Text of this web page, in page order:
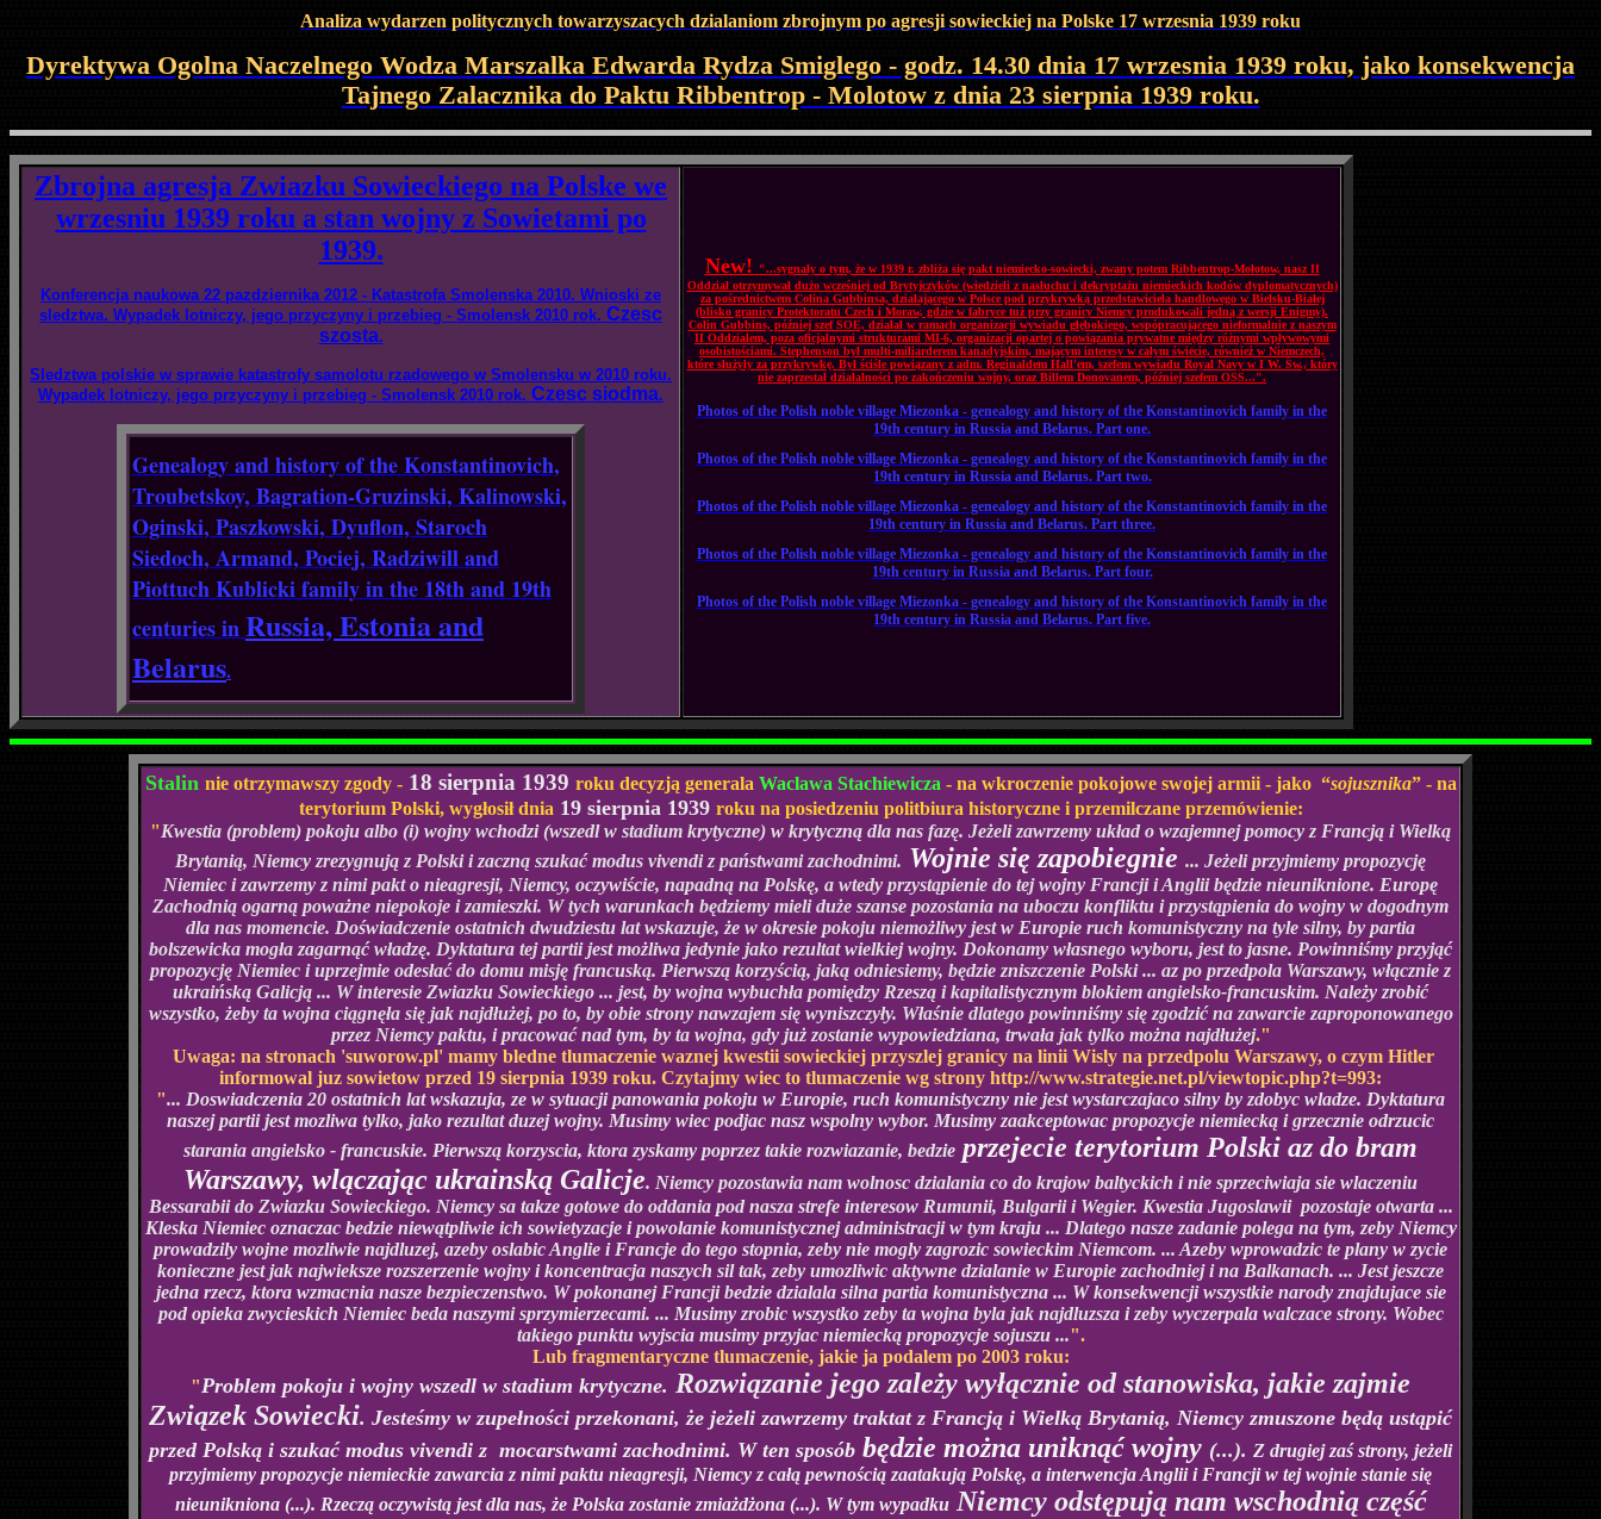
Analiza wydarzen politycznych towarzyszacych dzialaniom zbrojnym po agresji sowieckiej na Polske 17 wrzesnia 1939 roku
Dyrektywa Ogolna Naczelnego Wodza Marszalka Edwarda Rydza Smiglego - godz. 14.30 dnia 17 wrzesnia 1939 roku, jako konsekwencja
Tajnego Zalacznika do Paktu Ribbentrop - Molotow z dnia 23 sierpnia 1939 roku.
Zbrojna agresja Zwiazku Sowieckiego na Polske we
wrzesniu 1939 roku a stan wojny z Sowietami po
1939.
Konferencja naukowa 22 pazdziernika 2012 - Katastrofa Smolenska 2010. Wnioski ze
sledztwa. Wypadek lotniczy, jego przyczyny i przebieg - Smolensk 2010 rok. Czesc
szosta.
Sledztwa polskie w sprawie katastrofy samolotu rzadowego w Smolensku w 2010 roku.
Wypadek lotniczy, jego przyczyny i przebieg - Smolensk 2010 rok. Czesc siodma.
Genealogy and history of the Konstantinovich,
Troubetskoy, Bagration-Gruzinski, Kalinowski,
Oginski, Paszkowski, Dyuflon, Staroch
Siedoch, Armand, Pociej, Radziwill and
Piottuch Kublicki family in the 18th and 19th
centuries inRussia, Estonia and
Belarus.
New!
"...sygnały o tym, że w 1939 r. zbliża się pakt niemiecko-sowiecki, zwany potem Ribbentrop-Mołotow, nasz II
Oddział otrzymywał dużo wcześniej od Brytyjczyków (wiedzieli z nasłuchu i dekryptażu niemieckich kodów dyplomatycznych)
za pośrednictwem Colina Gubbinsa, działającego w Polsce pod przykrywką przedstawiciela handlowego w Bielsku-Białej
(blisko granicy Protektoratu Czech i Moraw, gdzie w fabryce tuż przy granicy Niemcy produkowali jedną z wersji Enigmy).
Colin Gubbins, później szef SOE, działał w ramach organizacji wywiadu głębokiego, wspópracującego nieformalnie z naszym
II Oddzialem, poza oficjalnymi strukturami MI-6, organizacji opartej o powiązania prywatne między różnymi wpływowymi
osobistościami. Stephenson był multi-miliarderem kanadyjskim, mającym interesy w całym świecie, również w Niemczech,
które służyły za przykrywkę. Był ściśle powiązany z adm. Reginaldem Hall'em, szefem wywiadu Royal Navy w I W. Św., który
nie zaprzestał działalności po zakończeniu wojny, oraz Billem Donovanem, później szefem OSS...".
Photos of the Polish noble village Miezonka - genealogy and history of the Konstantinovich family in the
19th century in Russia and Belarus. Part one.
Photos of the Polish noble village Miezonka - genealogy and history of the Konstantinovich family in the
19th century in Russia and Belarus. Part two.
Photos of the Polish noble village Miezonka - genealogy and history of the Konstantinovich family in the
19th century in Russia and Belarus. Part three.
Photos of the Polish noble village Miezonka - genealogy and history of the Konstantinovich family in the
19th century in Russia and Belarus. Part four.
Photos of the Polish noble village Miezonka - genealogy and history of the Konstantinovich family in the
19th century in Russia and Belarus. Part five.
Stalin nie otrzymawszy zgody -18 sierpnia 1939 roku decyzją generala Waclawa Stachiewicza - na wkroczenie pokojowe swojej armii - jako “sojusznika” - na
terytorium Polski, wygłosiłdnia19 sierpnia 1939 roku na posiedzeniu politbiura historyczne i przemilczane przemówienie:
"Kwestia (problem) pokoju albo (i) wojny wchodzi (wszedl w stadium krytyczne) w krytyczną dla nas fazę. Jeżeli zawrzemy układ o wzajemnej pomocy z Francją i Wielką
Brytanią, Niemcy zrezygnują z Polski i zaczną szukać modus vivendi z państwami zachodnimi. Wojnie się zapobiegnie ... Jeżeli przyjmiemy propozycję
Niemiec i zawrzemy z nimi pakt o nieagresji, Niemcy, oczywiście, napadną na Polskę, a wtedy przystąpienie do tej wojny Francji i Anglii będzie nieuniknione. Europę
Zachodnią ogarną poważne niepokoje i zamieszki. W tych warunkach będziemy mieli duże szanse pozostania na uboczu konfliktu i przystąpienia do wojny w dogodnym
dla nas momencie. Doświadczenie ostatnich dwudziestu lat wskazuje, że w okresie pokoju niemożliwy jest w Europie ruch komunistyczny na tyle silny, by partia
bolszewicka mogła zagarnąć władzę. Dyktatura tej partii jest możliwa jedynie jako rezultat wielkiej wojny. Dokonamy własnego wyboru, jest to jasne. Powinniśmy przyjąć
propozycję Niemiec i uprzejmie odesłać do domu misję francuską. Pierwszą korzyścią, jaką odniesiemy, będzie zniszczenie Polski ... az po przedpola Warszawy, włącznie z
ukraińską Galicją ... W interesie Zwiazku Sowieckiego ... jest, by wojna wybuchła pomiędzy Rzeszą i kapitalistycznym blokiem angielsko-francuskim. Należy zrobić
wszystko, żeby ta wojna ciągnęła się jak najdłużej, po to, by obie strony nawzajem się wyniszczyły. Właśnie dlatego powinniśmy się zgodzić na zawarcie zaproponowanego
przez Niemcy paktu, i pracować nad tym, by ta wojna, gdy już zostanie wypowiedziana, trwała jak tylko można najdłużej."
Uwaga: na stronach 'suworow.pl' mamy bledne tlumaczenie waznej kwestii sowieckiej przyszlej granicy na linii Wisly na przedpolu Warszawy, o czym Hitler
informowal juz sowietow przed 19 sierpnia 1939 roku. Czytajmy wiec to tlumaczenie wg strony http://www.strategie.net.pl/viewtopic.php?t=993:
"... Doswiadczenia 20 ostatnich lat wskazuja, ze w sytuacji panowania pokoju w Europie, ruch komunistyczny nie jest wystarczajaco silny by zdobyc wladze. Dyktatura
naszej partii jest mozliwa tylko, jako rezultat duzej wojny. Musimy wiec podjac nasz wspolny wybor. Musimy zaakceptowac propozycje niemiecką i grzecznie odrzucic
starania angielsko - francuskie. Pierwszą korzyscia, ktora zyskamy poprzez takie rozwiazanie, bedzie przejecie terytorium Polski az do bram
Warszawy, wlączając ukrainską Galicje. Niemcy pozostawia nam wolnosc dzialania co do krajow baltyckich i nie sprzeciwiaja sie wlaczeniu
Bessarabii do Zwiazku Sowieckiego. Niemcy sa takze gotowe do oddania pod nasza strefe interesow Rumunii, Bulgarii i Wegier. Kwestia Jugoslawii pozostaje otwarta ...
Kleska Niemiec oznaczac bedzie niewątpliwie ich sowietyzacje i powolanie komunistycznej administracji w tym kraju ... Dlatego nasze zadanie polega na tym, zeby Niemcy
prowadzily wojne mozliwie najdluzej, azeby oslabic Anglie i Francje do tego stopnia, zeby nie mogly zagrozic sowieckim Niemcom. ... Azeby wprowadzic te plany w zycie
konieczne jest jak najwieksze rozszerzenie wojny i koncentracja naszych sil tak, zeby umozliwic aktywne dzialanie w Europie zachodniej i na Balkanach. ... Jest jeszcze
jedna rzecz, ktora wzmacnia nasze bezpieczenstwo. W pokonanej Francji bedzie dzialala silna partia komunistyczna ... W konsekwencji wszystkie narody znajdujace sie
pod opieka zwycieskich Niemiec beda naszymi sprzymierzecami. ... Musimy zrobic wszystko zeby ta wojna byla jak najdluzsza i zeby wyczerpala walczace strony. Wobec
takiego punktu wyjscia musimy przyjac niemiecką propozycje sojuszu ...".
Lub fragmentaryczne tlumaczenie, jakie ja podalem po 2003 roku:
"Problem pokoju i wojny wszedl w stadium krytyczne. Rozwiązanie jego zależy wyłącznie od stanowiska, jakie zajmie
Związek Sowiecki. Jesteśmy w zupełności przekonani, że jeżeli zawrzemy traktat z Francją i Wielką Brytanią, Niemcy zmuszone będą ustąpić
przed Polską i szukać modus vivendi z mocarstwami zachodnimi. W ten sposób będzie można uniknąć wojny (...). Z drugiej zaś strony, jeżeli
przyjmiemy propozycje niemieckie zawarcia z nimi paktu nieagresji, Niemcy z całą pewnością zaatakują Polskę, a interwencja Anglii i Francji w tej wojnie stanie się
nieunikniona (...). Rzeczą oczywistą jest dla nas, że Polska zostanie zmiażdżona (...). W tym wypadkuNiemcy odstępują nam wschodnią część